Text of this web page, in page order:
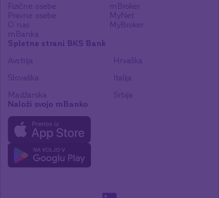
Fizične osebe
Pravne osebe
O nas
mBanka
mBroker
MyNet
MyBroker
Spletne strani BKS Bank
Avstrija
Hrvaška
Slovaška
Italija
Madžarska
Srbija
Naloži svojo mBanko